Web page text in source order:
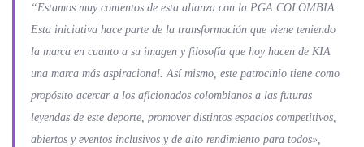
“Estamos muy contentos de esta alianza con la PGA COLOMBIA.
Esta iniciativa hace parte de la transformación que viene teniendo
la marca en cuanto a su imagen y filosofía que hoy hacen de KIA
una marca más aspiracional. Así mismo, este patrocinio tiene como
propósito acercar a los aficionados colombianos a las futuras
leyendas de este deporte, promover distintos espacios competitivos,
abiertos y eventos inclusivos y de alto rendimiento para todos»,